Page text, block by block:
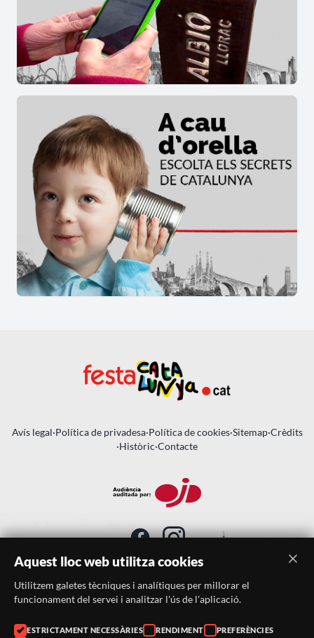
Avís legal·Política de privadesa·Política de cookies·Sitemap·Crèdits
·Històric·Contacte
SUBSCRIU-TE AL BUTLLETÍ
Telèfon: 938046359
Aquest lloc web utilitza cookies
Utilitzem galetes tècniques i analítiques per millorar el
funcionament del servei i analitzar l'ús de l'aplicació.
ESTRICTAMENT NECESSÀRIES RENDIMENT PREFERÈNCIES